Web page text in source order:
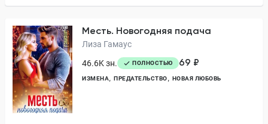
Месть. Новогодняя подача
Лиза Гамаус
46.6K зн.
ПОЛНОСТЬЮ 69 ₽
ИЗМЕНА ПРЕДАТЕЛЬСТВО НОВАЯ ЛЮБОВЬ